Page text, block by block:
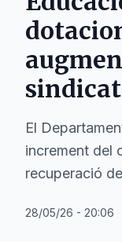
El
increment del
recuperació
28/05/26 - 20:06